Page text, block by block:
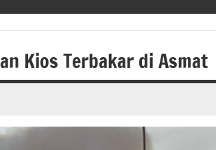
Kios Terbakar di Asmat